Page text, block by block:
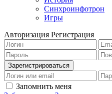
Синхроинфотрон
Игры
Авторизация Регистрация
Запомнить меня